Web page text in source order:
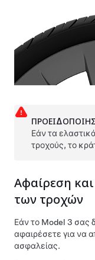
Εάν τα
τροχούς, το
Αφαίρεση
των τροχών
Εάν το Model 3 σας
αφαιρέσετε για να
ασφαλείας.